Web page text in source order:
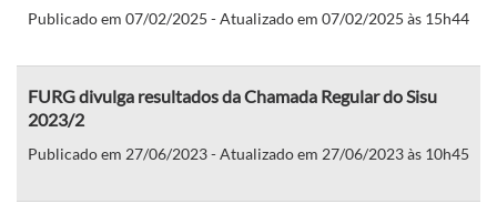
Publicado em 07/02/2025 - Atualizado em 07/02/2025 às 15h44
FURG divulga resultados da Chamada Regular do Sisu
2023/2
Publicado em 27/06/2023 - Atualizado em 27/06/2023 às 10h45